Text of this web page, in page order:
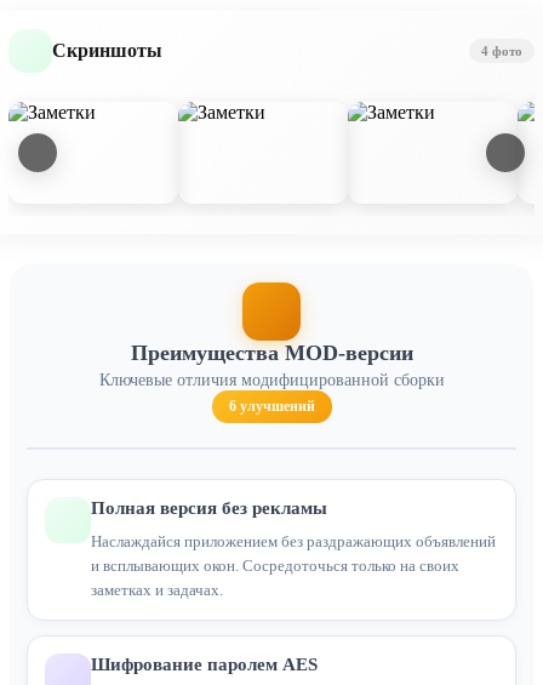
Скриншоты 4 фото
Преимущества MOD-версии
Ключевые отличия модифицированной сборки
6 улучшений
Полная версия без рекламы
Наслаждайся приложением без раздражающих объявлений
и всплывающих окон. Сосредоточься только на своих
заметках и задачах.
Шифрование паролем AES